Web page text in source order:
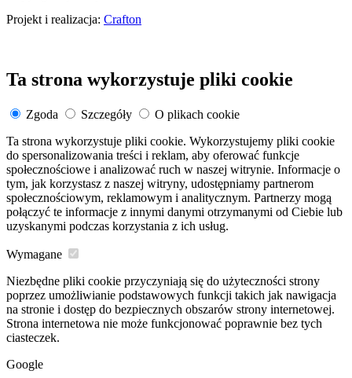
Projekt i realizacja: Crafton
Ta strona wykorzystuje pliki cookie
Zgoda Szczegóły
O plikach cookie
Ta strona wykorzystuje pliki cookie. Wykorzystujemy pliki cookie
do spersonalizowania treści i reklam, aby oferować funkcje
społecznościowe i analizować ruch w naszej witrynie. Informacje o
tym, jak korzystasz z naszej witryny, udostępniamy partnerom
społecznościowym, reklamowym i analitycznym. Partnerzy mogą
połączyć te informacje z innymi danymi otrzymanymi od Ciebie lub
uzyskanymi podczas korzystania z ich usług.
Wymagane
Niezbędne pliki cookie przyczyniają się do użyteczności strony
poprzez umożliwianie podstawowych funkcji takich jak nawigacja
na stronie i dostęp do bezpiecznych obszarów strony internetowej.
Strona internetowa nie może funkcjonować poprawnie bez tych
ciasteczek.
Google